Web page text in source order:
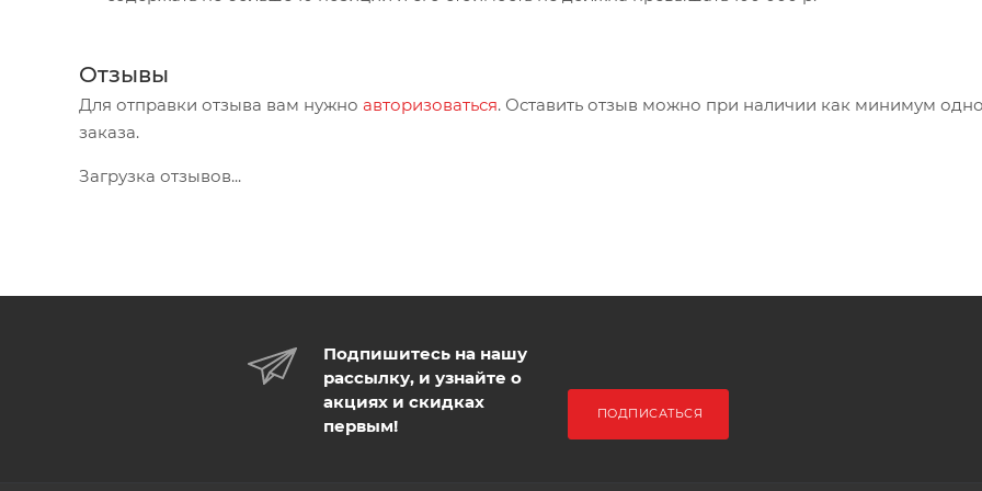
Отзывы
Для отправки отзыва вам нужно авторизоваться. Оставить отзыв можно при наличии как минимум
заказа.
Загрузка отзывов...
Подпишитесь на нашу
рассылку, и узнайте о
акциях и скидках
первым!
ПОДПИСАТЬСЯ